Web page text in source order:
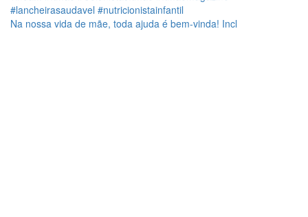
Na nossa vida de mãe, toda ajuda é bem-vinda! Incl